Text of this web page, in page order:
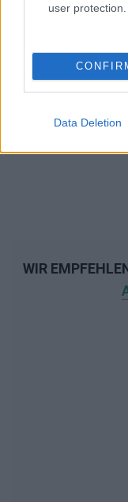
user protection.
Data Deletion
WIR